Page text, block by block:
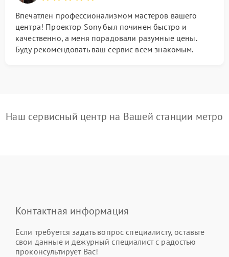
Впечатлен профессионализмом мастеров вашего
центра! Проектор Sony был починен быстро и
качественно, а меня порадовали разумные цены.
Буду рекомендовать ваш сервис всем знакомым.
Наш сервисный центр на Вашей станции метро
Контактная информация
Если требуется задать вопрос специалисту, оставьте
свои данные и дежурный специалист с радостью
проконсультирует Вас!